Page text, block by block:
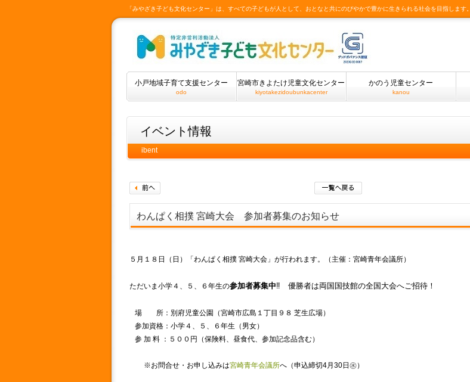
「みやざき子ども文化センター」は、すべての子どもが人として、おとなと共にのびやかで豊かに生きられる社会を目指します。
小戸地域子育て支援センター
odo
宮崎市きよたけ児童文化センター
kiyotakezidoubunkacenter
かのう児童センター
kanou
イベント情報
ibent
わんぱく相撲 宮崎大会 参加者募集のお知らせ
５月１８日（日）「わんぱく相撲 宮崎大会」が行われます。（主催：宮崎青年会議所）
ただいま小学４、５、６年生の参加者募集中‼ 優勝者は両国国技館の全国大会へご招待！
場 所：別府児童公園（宮崎市広島１丁目９８ 芝生広場）
参加資格：小学４、５、６年生（男女）
参 加 料 ：５００円（保険料、昼食代、参加記念品含む）
※お問合せ・お申し込みは宮崎青年会議所へ（申込締切4月30日㊌）